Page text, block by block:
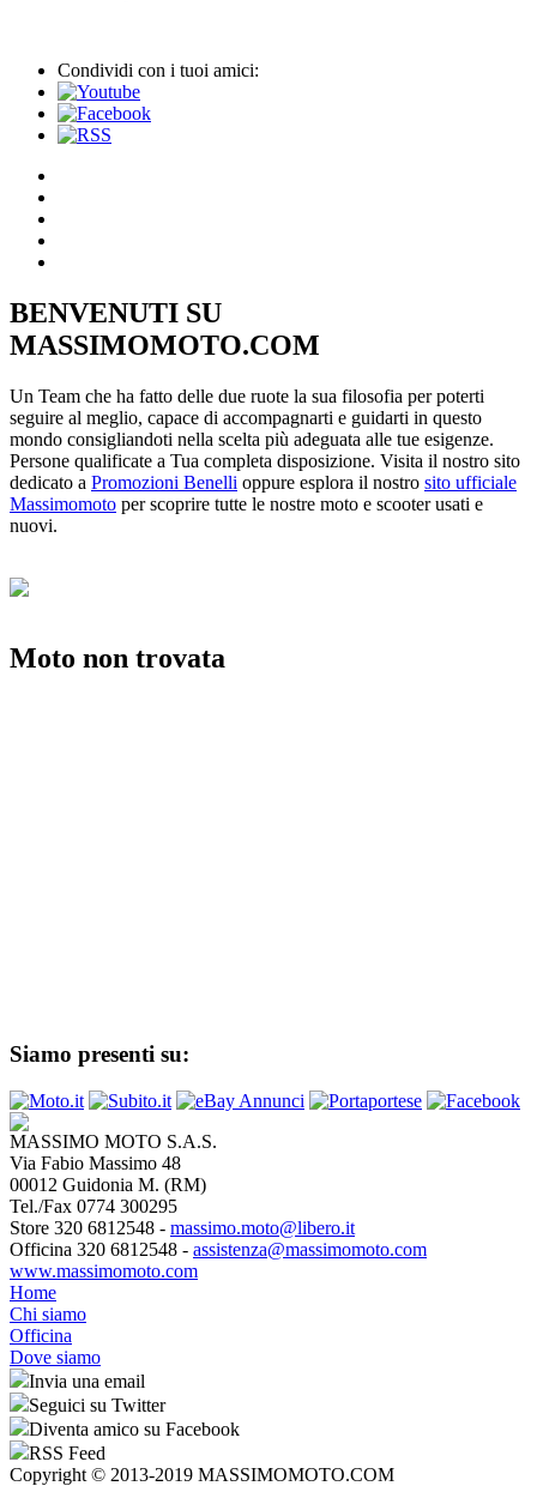
Condividi con i tuoi amici:
BENVENUTI SU
MASSIMOMOTO.COM
Un Team che ha fatto delle due ruote la sua filosofia per poterti
seguire al meglio, capace di accompagnarti e guidarti in questo
mondo consigliandoti nella scelta più adeguata alle tue esigenze.
Persone qualificate a Tua completa disposizione. Visita il nostro sito
dedicato a Promozioni Benelli oppure esplora il nostro sito ufficiale
Massimomoto per scoprire tutte le nostre moto e scooter usati e
nuovi.
Moto non trovata
Siamo presenti su:
MASSIMO MOTO S.A.S.
Via Fabio Massimo 48
00012 Guidonia M. (RM)
Tel./Fax 0774 300295
Store 320 6812548 - massimo.moto@libero.it
Officina 320 6812548 - assistenza@massimomoto.com
www.massimomoto.com
Home
Chi siamo
Officina
Dove siamo
Invia una email
Seguici su Twitter
Diventa amico su Facebook
RSS Feed
Copyright © 2013-2019 MASSIMOMOTO.COM